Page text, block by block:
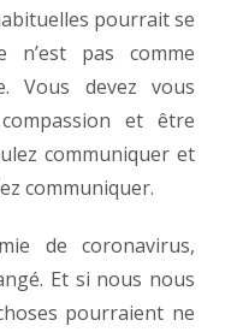
pourrait se
n’est pas comme
Vous devez vous
et être
communiquer et
communiquer.
de coronavirus,
Et si nous nous
pourraient ne